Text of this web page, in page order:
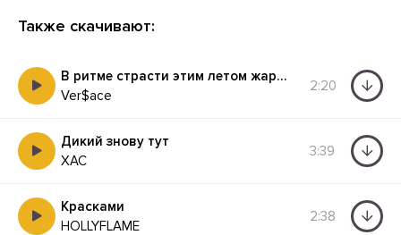
Также скачивают:
В ритме страсти этим летом жарко будто в Рио
Ver$ace
2:20
Дикий знову тут
ХАС
3:39
Красками
HOLLYFLAME
2:38